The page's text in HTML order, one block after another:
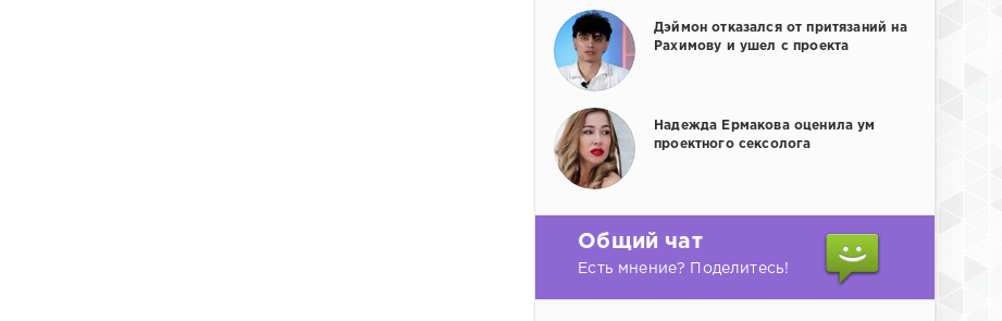
Дэймон отказался от притязаний на
Рахимову и ушел с проекта
Надежда Ермакова оценила ум
проектного сексолога
Общий чат
Есть мнение? Поделитесь!